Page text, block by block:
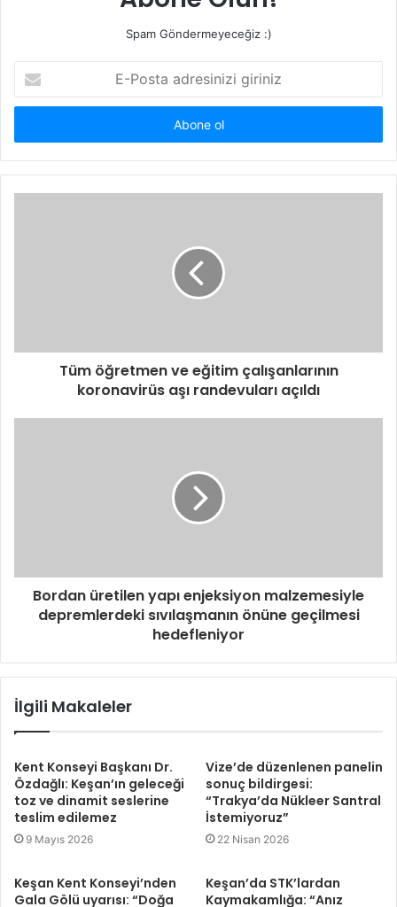
Spam Göndermeyeceğiz :)
Posta
adresinizi
Tüm öğretmen ve eğitim çalışanlarının
koronavirüs aşı randevuları açıldı
Bordan üretilen yapı enjeksiyon malzemesiyle
depremlerdeki sıvılaşmanın önüne geçilmesi
hedefleniyor
İlgili Makaleler
Kent Konseyi Başkanı Dr.
Özdağlı: Keşan’ın geleceği
toz ve dinamit seslerine
teslim edilemez
9 Mayıs 2026
Vize’de düzenlenen panelin
sonuç bildirgesi:
“Trakya’da Nükleer Santral
İstemiyoruz”
22 Nisan 2026
Keşan Kent Konseyi’nden
Gala Gölü uyarısı: “Doğa
Keşan’da STK’lardan
Kaymakamlığa: “Anız